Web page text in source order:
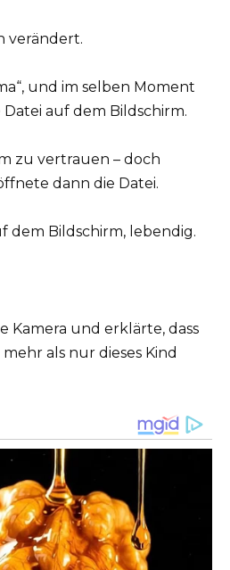
verändert.
und im selben Moment
auf dem Bildschirm.
zu vertrauen – doch
dann die Datei.
dem Bildschirm, lebendig.
Kamera und erklärte, dass
als nur dieses Kind